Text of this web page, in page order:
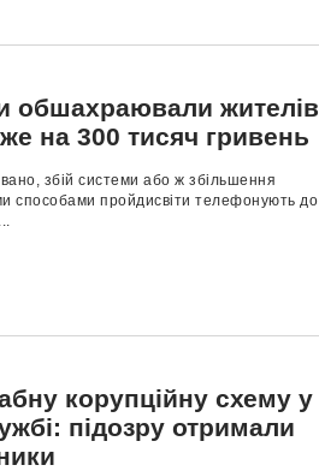
обшахраювали жителів
на 300 тисяч гривень
збій системи або ж збільшення
способами пройдисвіти телефонують до
корупційну схему у
підозру отримали